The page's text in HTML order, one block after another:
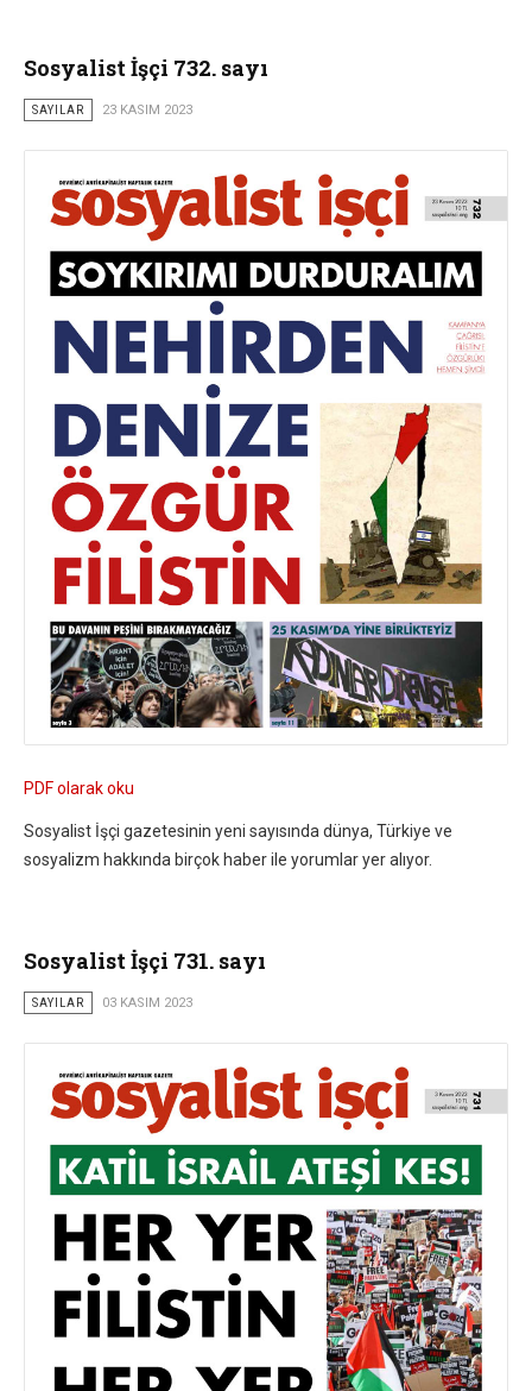
Sosyalist İşçi 732. sayı
SAYILAR 23 KASIM 2023
PDF olarak oku
Sosyalist İşçi gazetesinin yeni sayısında dünya, Türkiye ve
sosyalizm hakkında birçok haber ile yorumlar yer alıyor.
Sosyalist İşçi 731. sayı
SAYILAR 03 KASIM 2023